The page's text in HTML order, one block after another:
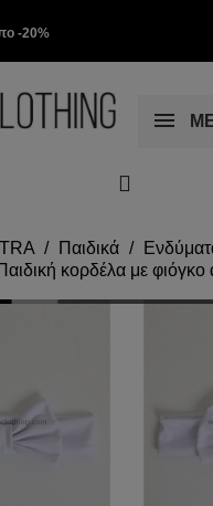
-20%
Παιδικά
Παιδική κορδέλα με